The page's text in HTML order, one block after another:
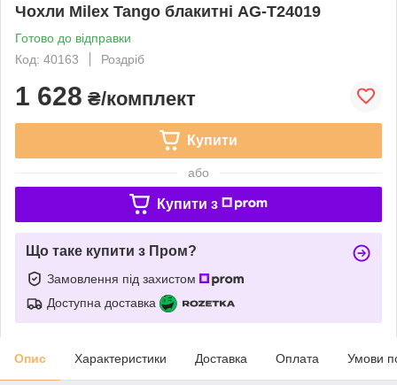
Чохли Milex Tango блакитні AG-T24019
Готово до відправки
Код: 40163
Роздріб
1 628 ₴/комплект
Купити
або
Купити з
Що таке купити з Пром?
Замовлення під захистом
Доступна доставка
Опис Характеристики Доставка Оплата Умови